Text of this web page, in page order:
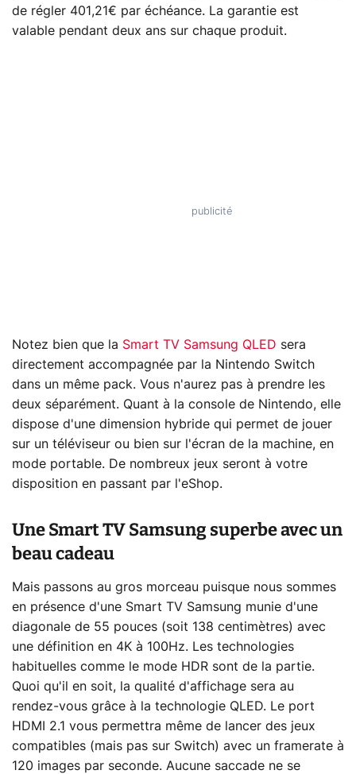
de régler 401,21€ par échéance. La garantie est
valable pendant deux ans sur chaque produit.
Notez bien que la Smart TV Samsung QLED sera
directement accompagnée par la Nintendo Switch
dans un même pack. Vous n'aurez pas à prendre les
deux séparément. Quant à la console de Nintendo, elle
dispose d'une dimension hybride qui permet de jouer
sur un téléviseur ou bien sur l'écran de la machine, en
mode portable. De nombreux jeux seront à votre
disposition en passant par l'eShop.
Une Smart TV Samsung superbe avec un
beau cadeau
Mais passons au gros morceau puisque nous sommes
en présence d'une Smart TV Samsung munie d'une
diagonale de 55 pouces (soit 138 centimètres) avec
une définition en 4K à 100Hz. Les technologies
habituelles comme le mode HDR sont de la partie.
Quoi qu'il en soit, la qualité d'affichage sera au
rendez-vous grâce à la technologie QLED. Le port
HDMI 2.1 vous permettra même de lancer des jeux
compatibles (mais pas sur Switch) avec un framerate à
120 images par seconde. Aucune saccade ne se